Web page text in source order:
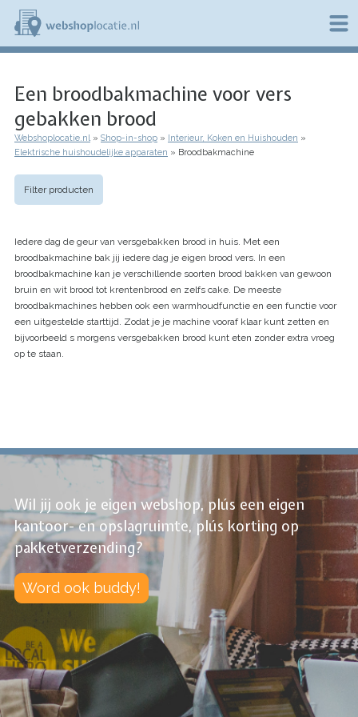
Overslaan
naar
de
b
s
h
o
p
l
o
a
e
.
n
l
Een broodbakmachine voor vers
gebakken brood
Kruimelpad
Webshoplocatie.nl Shop-in-shop
Interieur, Koken en Huishouden
Elektrische huishoudelijke apparaten
Broodbakmachine
Filter producten
Iedere dag de geur van versgebakken brood in huis. Met een
broodbakmachine bak jij iedere dag je eigen brood vers. In een
broodbakmachine kan je verschillende soorten brood bakken van gewoon
bruin en wit brood tot krentenbrood en zelfs cake. De meeste
broodbakmachines hebben ook een warmhoudfunctie en een functie voor
een uitgestelde starttijd. Zodat je je machine vooraf klaar kunt zetten en
bijvoorbeeld s morgens versgebakken brood kunt eten zonder extra vroeg
op te staan.
Wil jij ook je eigen webshop, plús een eigen
kantoor- en opslagruimte, plús korting op
pakketverzending?
Word ook buddy!